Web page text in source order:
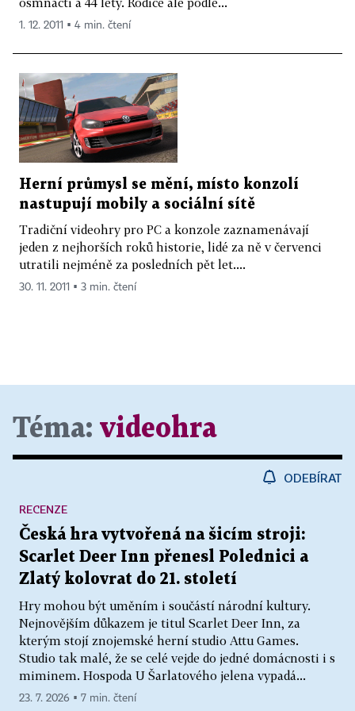
1. 12. 2011 ▪ 4 min. čtení
Herní průmysl se mění, místo konzolí
nastupují mobily a sociální sítě
Tradiční videohry pro PC a konzole zaznamenávají
jeden z nejhorších roků historie, lidé za ně v červenci
utratili nejméně za posledních pět let....
30. 11. 2011 ▪ 3 min. čtení
Téma: videohra
ODEBÍRAT
Česká hra vytvořená na šicím stroji:
Scarlet Deer Inn přenesl Polednici a
Zlatý kolovrat do 21. století
Hry mohou být uměním i součástí národní kultury.
Nejnovějším důkazem je titul Scarlet Deer Inn, za
kterým stojí znojemské herní studio Attu Games.
Studio tak malé, že se celé vejde do jedné domácnosti i s
miminem. Hospoda U Šarlatového jelena vypadá...
RECENZE
23. 7. 2026 ▪ 7 min. čtení